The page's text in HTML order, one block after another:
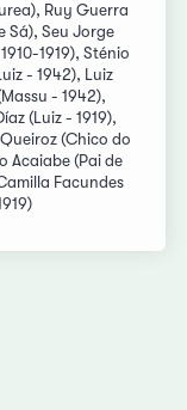
Ruy Guerra
Sá), Seu Jorge
1919), Sténio
- 1942), Luiz
- 1942),
(Luiz - 1919),
(Chico do
Acaiabe (Pai de
Facundes